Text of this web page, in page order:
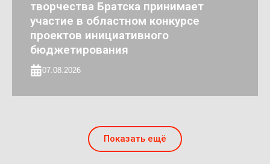
творчества Братска принимает
участие в областном конкурсе
проектов инициативного
бюджетирования
07.08.2026
Показать ещё